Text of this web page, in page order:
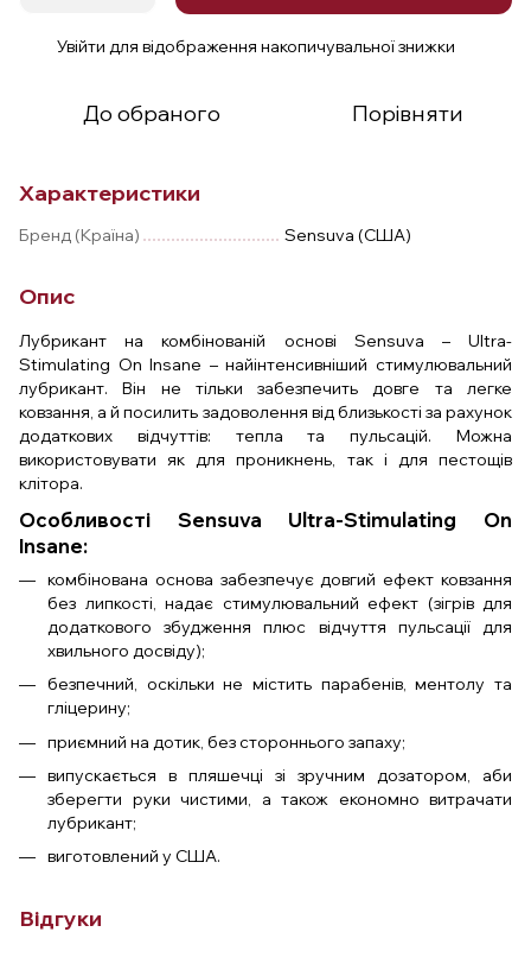
Увійти для відображення накопичувальної знижки
До обраного Порівняти
Характеристики
Бренд (Країна) Sensuva (США)
Опис
Лубрикант на комбінованій основі Sensuva – Ultra-
Stimulating On Insane – найінтенсивніший стимулювальний
лубрикант. Він не тільки забезпечить довге та легке
ковзання, а й посилить задоволення від близькості за рахунок
додаткових відчуттів: тепла та пульсацій. Можна
використовувати як для проникнень, так і для пестощів
клітора.
Особливості Sensuva Ultra-Stimulating On
Insane:
комбінована основа забезпечує довгий ефект ковзання
без липкості, надає стимулювальний ефект (зігрів для
додаткового збудження плюс відчуття пульсації для
хвильного досвіду);
безпечний, оскільки не містить парабенів, ментолу та
гліцерину;
приємний на дотик, без стороннього запаху;
випускається в пляшечці зі зручним дозатором, аби
зберегти руки чистими, а також економно витрачати
лубрикант;
виготовлений у США.
Відгуки